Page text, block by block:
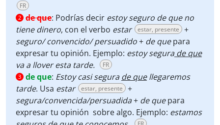
FR
2 de que: Podrías decir estoy seguro de que no
tiene dinero, con el verbo estar estar, presente
+
seguro/ convencido/ persuadido+ de quepara
expresar tu opinión. Ejemplo: estoy segurade que
va a llover esta tarde.
FR
3 de que: Estoy casi segurade quellegaremos
tarde. Usa estar estar, presente
+
segura/convencida/persuadida+ de quepara
expresar tu opinión sobre algo. Ejemplo: estamos